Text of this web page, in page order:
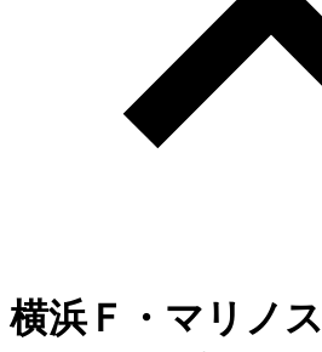
横浜Ｆ・マリノス